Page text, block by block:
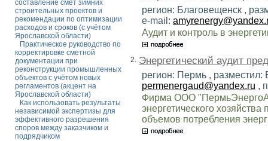
составление смет зимних
строительных проектов и
рекомендации по оптимизации
расходов и сроков (с учётом
Ярославской области)
Практическое руководство по
корректировке сметной
документации при
реконструкции промышленных
объектов с учётом новых
регламентов (акцент на
Ярославской области)
Как использовать результаты
независимой экспертизы для
эффективного разрешения
споров между заказчиком и
подрядчиком
регион: Благовещенск ,
e-mail:
Аудит и контроль в
2. Энергетический аудит
регион: Пермь ,
permenergaud@yandex.ru ,
Фирма ООО
энергетического
объемов потребления